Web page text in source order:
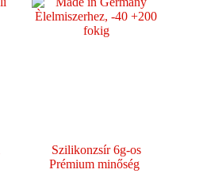
van.
A
változatok
Szilikonzsír 6g-os
Prémium minőség